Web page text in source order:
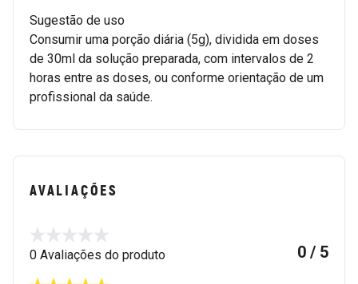
Sugestão de uso
Consumir uma porção diária (5g), dividida em doses
de 30ml da solução preparada, com intervalos de 2
horas entre as doses, ou conforme orientação de um
profissional da saúde.
AVALIAÇÕES
0 Avaliações do produto 0 / 5